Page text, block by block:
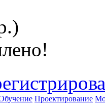
Проектирование